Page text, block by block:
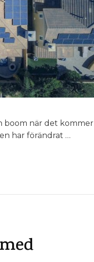
boom när det kommer
har förändrat …